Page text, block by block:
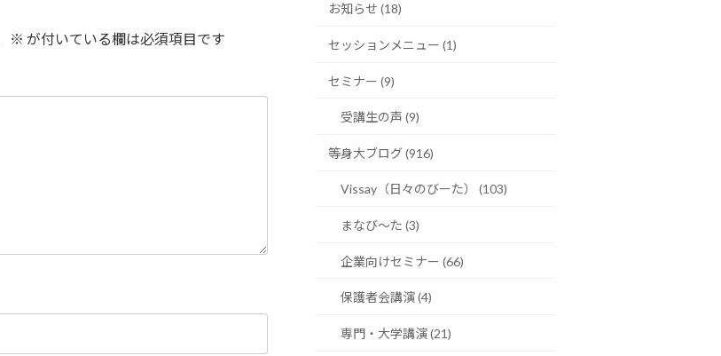
※ が付いている欄は必須項目です
お知らせ (18)
セッションメニュー (1)
セミナー (9)
受講生の声 (9)
等身大ブログ (916)
Vissay（日々のびーた） (103)
まなび〜た (3)
企業向けセミナー (66)
保護者会講演 (4)
専門・大学講演 (21)